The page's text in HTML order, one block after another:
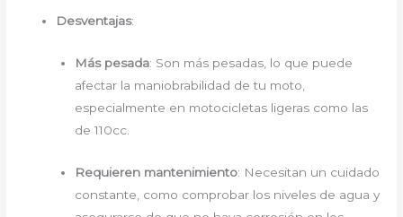
Desventajas:
Más pesada: Son más pesadas, lo que puede
afectar la maniobrabilidad de tu moto,
especialmente en motocicletas ligeras como las
de 110cc.
Requieren mantenimiento: Necesitan un cuidado
constante, como comprobar los niveles de agua y